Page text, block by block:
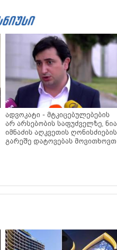
ადვოკატი - მტკიცებულებების
არ არსებობის საფუძველზე, ნია
იმნაძის აღკვეთის ღონისძიების
გარეშე დატოვებას მოვითხოვთ